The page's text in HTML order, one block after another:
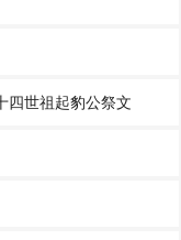
四世祖起豹公祭文